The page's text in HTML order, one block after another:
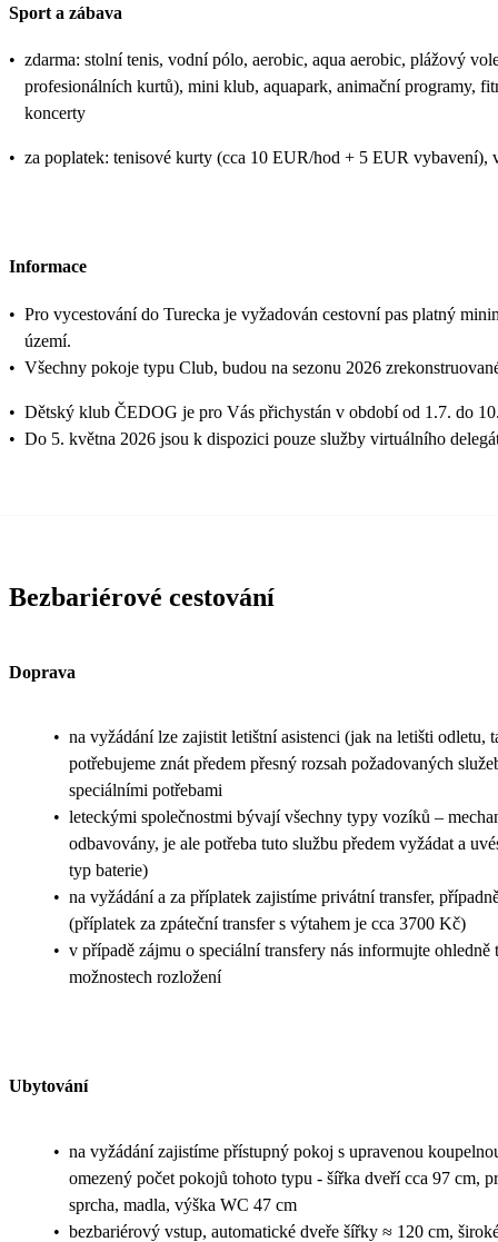
Sport a zábava
• zdarma: stolní tenis, vodní pólo, aerobic, aqua aerobic, plážový
profesionálních kurtů), mini klub, aquapark, animační programy,
koncerty
• za poplatek: tenisové kurty (cca 10 EUR/hod + 5 EUR vybavení),
Informace
• Pro vycestování do Turecka je vyžadován cestovní pas platný
území.
• Všechny pokoje typu Club, budou na sezonu 2026
• Dětský klub ČEDOG je pro Vás přichystán v období od 1.7. do
• Do 5. května 2026 jsou k dispozici pouze služby virtuálního
Bezbariérové cestování
Doprava
• na vyžádání lze zajistit letištní asistenci (jak na letišti odletu,
potřebujeme znát předem přesný rozsah požadovaných
speciálními potřebami
• leteckými společnostmi bývají všechny typy vozíků –
odbavovány, je ale potřeba tuto službu předem vyžádat a
typ baterie)
• na vyžádání a za příplatek zajistíme privátní transfer,
(příplatek za zpáteční transfer s výtahem je cca 3700 Kč)
• v případě zájmu o speciální transfery nás informujte
možnostech rozložení
Ubytování
• na vyžádání zajistíme přístupný pokoj s upravenou
omezený počet pokojů tohoto typu - šířka dveří cca 97 cm,
sprcha, madla, výška WC 47 cm
• bezbariérový vstup, automatické dveře šířky ≈ 120 cm,